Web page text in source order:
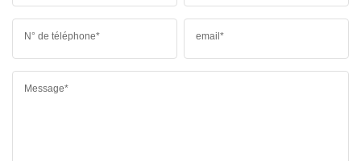
N° de téléphone* email*
Message*